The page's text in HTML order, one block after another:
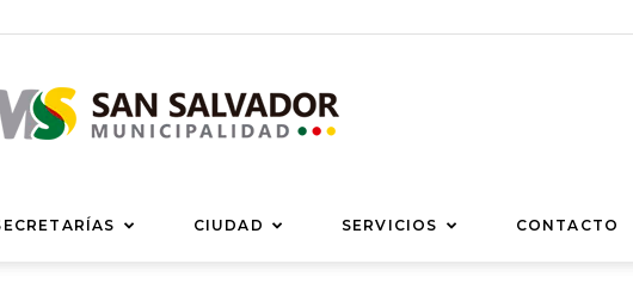
Municipalidad
CIUDAD SERVICIOS CONTACTO